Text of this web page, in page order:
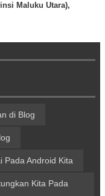
Maluku Utara),
di Blog
Pada Android Kita
Kita Pada